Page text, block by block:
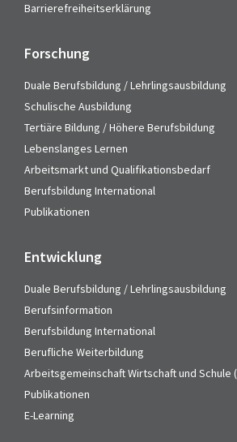
Barrierefreiheitserklärung
Forschung
Duale Berufsbildung / Lehrlingsausbildung
Schulische Ausbildung
Tertiäre Bildung / Höhere Berufsbildung
Lebenslanges Lernen
Arbeitsmarkt und Qualifikationsbedarf
Berufsbildung International
Publikationen
Entwicklung
Duale Berufsbildung / Lehrlingsausbildung
Berufsinformation
Berufsbildung International
Berufliche Weiterbildung
Arbeitsgemeinschaft Wirtschaft und Schule
Publikationen
E-Learning